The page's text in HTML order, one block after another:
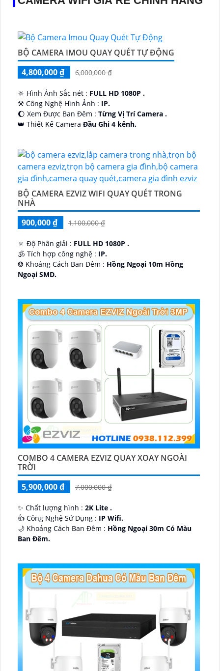
BỘ CAMERA IMOU QUAY QUÉT TỰ ĐỘNG
4,800,000 ₫
6,000,000 ₫
🔆 Hình Ảnh Sắc nét : FULL HD 1080P .
⚒ Công Nghệ Hình Ảnh : IP.
🌔 Xem Được Ban Đêm : Từng Vị Trí Camera .
👑 Thiết Kế Camera Đầu Ghi 4 kênh.
BỘ CAMERA EZVIZ WIFI QUAY QUÉT TRONG
NHÀ
900,000 ₫
1,100,000 ₫
🔅 Độ Phân giải : FULL HD 1080P .
🕉️ Tích hợp công nghệ : IP.
❂ Khoảng Cách Ban Đêm : Hồng Ngoại 10m Hồng
Ngoại SMD.
COMBO 4 CAMERA EZVIZ QUAY XOAY NGOÀI
TRỜI
5,900,000 ₫
7,000,000 ₫
✨ Chất lượng hình : 2K Lite .
👍 Công Nghệ Sử Dụng : IP Wifi.
🌙 Khoảng Cách Ban Đêm : Hồng Ngoại 30m Có Màu
Ban Ðêm.